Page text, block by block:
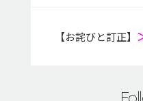
【お詫びと訂正】